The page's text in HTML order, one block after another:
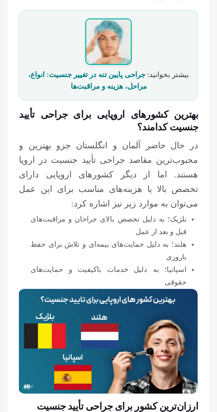
بیشتر بخوانید: جراحی پایین‌ تنه در تغییر جنسیت: انواع،
مراحل، هزینه و مراقبت‌ها
بهترین کشورهای اروپایی برای جراحی تأیید
جنسیت کدامند؟
در حال حاضر آلمان و انگلستان جزو بهترین و
محبوب‌ترین مقاصد جراحی تأیید جنسیت در اروپا
هستند. اما از دیگر کشورهای اروپایی دارای
تخصص بالا یا هزینه‌های مناسب برای این عمل
می‌توان به موارد زیر نیز اشاره کرد:
بلژیک؛ به دلیل تخصص بالای جراحان و مراقبت‌های
قبل و بعد از عمل
هلند؛ به دلیل حمایت‌های بیمه‌ای و تلاش برای حفظ
باروری
اسپانیا؛ به دلیل خدمات باکیفیت و حمایت‌های
حقوقی
ارزان‌ترین کشور برای جراحی تأیید جنسیت